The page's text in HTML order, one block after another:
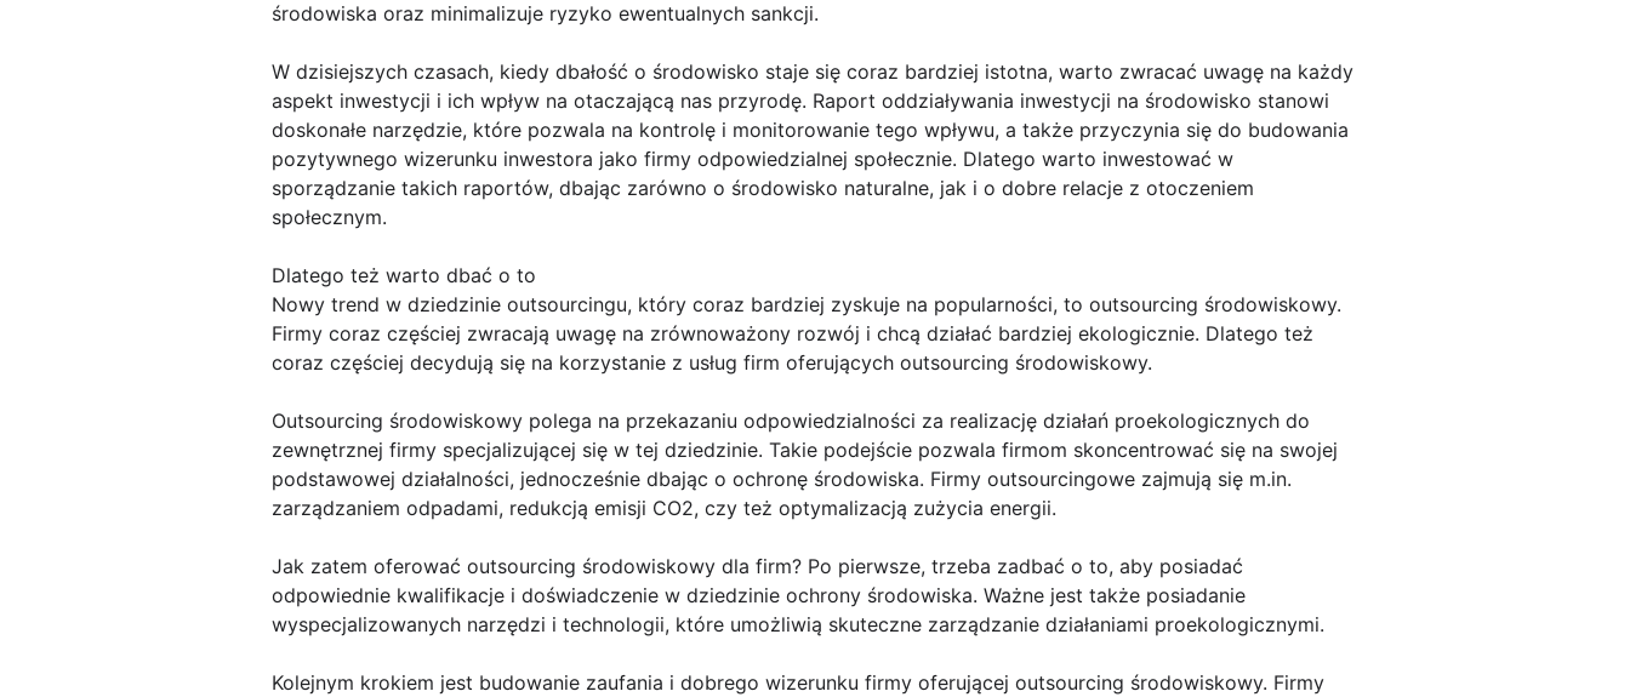
środowiska oraz minimalizuje ryzyko ewentualnych sankcji.
W dzisiejszych czasach, kiedy dbałość o środowisko staje się coraz bardziej istotna, warto zwracać uwagę na każdy
aspekt inwestycji i ich wpływ na otaczającą nas przyrodę. Raport oddziaływania inwestycji na środowisko stanowi
doskonałe narzędzie, które pozwala na kontrolę i monitorowanie tego wpływu, a także przyczynia się do budowania
pozytywnego wizerunku inwestora jako firmy odpowiedzialnej społecznie. Dlatego warto inwestować w
sporządzanie takich raportów, dbając zarówno o środowisko naturalne, jak i o dobre relacje z otoczeniem
społecznym.
Dlatego też warto dbać o to
Nowy trend w dziedzinie outsourcingu, który coraz bardziej zyskuje na popularności, to outsourcing środowiskowy.
Firmy coraz częściej zwracają uwagę na zrównoważony rozwój i chcą działać bardziej ekologicznie. Dlatego też
coraz częściej decydują się na korzystanie z usług firm oferujących outsourcing środowiskowy.
Outsourcing środowiskowy polega na przekazaniu odpowiedzialności za realizację działań proekologicznych do
zewnętrznej firmy specjalizującej się w tej dziedzinie. Takie podejście pozwala firmom skoncentrować się na swojej
podstawowej działalności, jednocześnie dbając o ochronę środowiska. Firmy outsourcingowe zajmują się m.in.
zarządzaniem odpadami, redukcją emisji CO2, czy też optymalizacją zużycia energii.
Jak zatem oferować outsourcing środowiskowy dla firm? Po pierwsze, trzeba zadbać o to, aby posiadać
odpowiednie kwalifikacje i doświadczenie w dziedzinie ochrony środowiska. Ważne jest także posiadanie
wyspecjalizowanych narzędzi i technologii, które umożliwią skuteczne zarządzanie działaniami proekologicznymi.
Kolejnym krokiem jest budowanie zaufania i dobrego wizerunku firmy oferującej outsourcing środowiskowy. Firmy